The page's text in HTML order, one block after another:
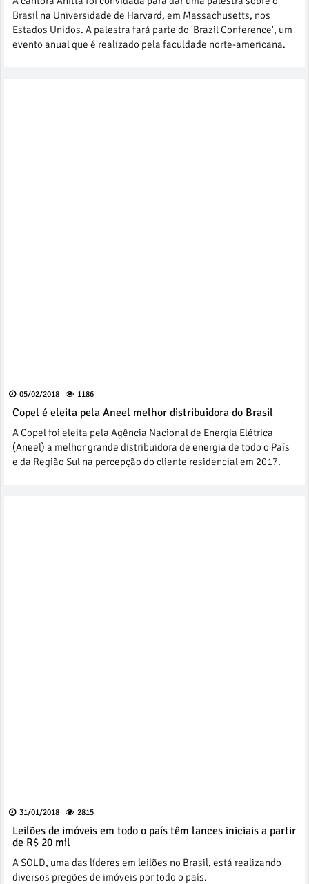
Brasil na Universidade de Harvard, em Massachusetts, nos
Estados Unidos. A palestra fará parte do 'Brazil Conference', um
evento anual que é realizado pela faculdade norte-americana.
05/02/2018 1186
Copel é eleita pela Aneel melhor distribuidora do Brasil
A Copel foi eleita pela Agência Nacional de Energia Elétrica
(Aneel) a melhor grande distribuidora de energia de todo o País
e da Região Sul na percepção do cliente residencial em 2017.
31/01/2018 2815
Leilões de imóveis em todo o país têm lances iniciais a partir
de R$ 20 mil
A SOLD, uma das líderes em leilões no Brasil, está realizando
diversos pregões de imóveis por todo o país.